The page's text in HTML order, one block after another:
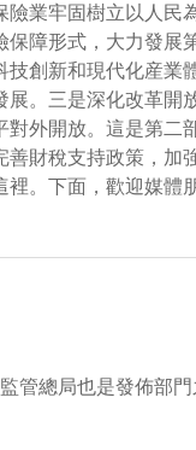
業牢固樹立以人
障形式，大力發
創新和現代化産
。三是深化改革
外開放。這是第
財稅支持政策，
。下面，歡迎媒
管總局也是發佈部